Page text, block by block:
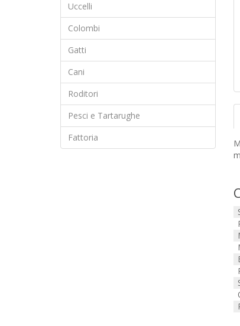
Uccelli
Colombi
Gatti
Cani
Roditori
Pesci e Tartarughe
Fattoria